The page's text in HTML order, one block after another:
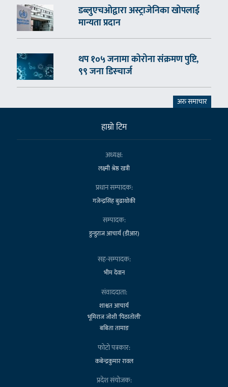
डब्लुएचओद्वारा अस्ट्राजेनिका खोपलाई
मान्यता प्रदान
थप १०५ जनामा कोरोना संक्रमण पुष्टि,
९९ जना डिस्चार्ज
अरु समाचार
हाम्राे टिम
अध्यक्ष:
लक्ष्मी श्रेष्ठ खत्री
प्रधान सम्पादक:
गजेन्द्रसिंह बुढाथोकी
सम्पादक:
डुन्डुराज आचार्य (डीआर)
सह-सम्पादक:
भीम देवान
संवाददाता:
शाश्वत आचार्य
भूमिराज जोशी 'पिठातोली'
बबिता तामाङ
फोटो पत्रकार:
कबेन्द्रकुमार रावल
प्रदेश संयोजक: